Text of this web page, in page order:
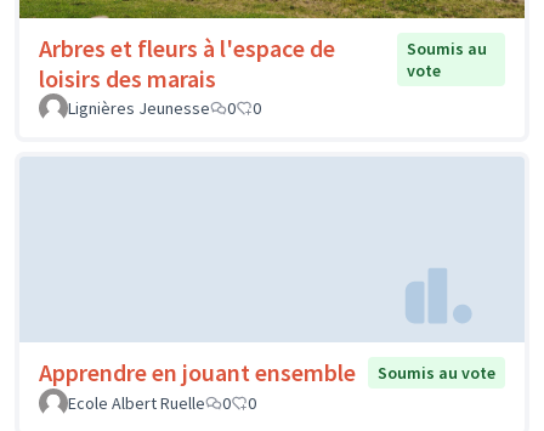
Arbres et fleurs à l'espace de
loisirs des marais
Soumis au
vote
Lignières Jeunesse
0 0
Apprendre en jouant ensemble
Soumis au vote
Ecole Albert Ruelle
0 0